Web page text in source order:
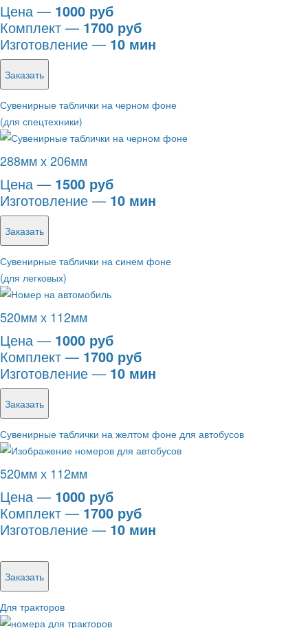
Цена — 1000 руб
Комплект — 1700 руб
Изготовление — 10 мин
Заказать
Сувенирные таблички на черном фоне
(для спецтехники)
288мм х 206мм
Цена — 1500 руб
Изготовление — 10 мин
Заказать
Сувенирные таблички на синем фоне
(для легковых)
520мм х 112мм
Цена — 1000 руб
Комплект — 1700 руб
Изготовление — 10 мин
Заказать
Сувенирные таблички на желтом фоне для автобусов
520мм х 112мм
Цена — 1000 руб
Комплект — 1700 руб
Изготовление — 10 мин
Заказать
Для тракторов